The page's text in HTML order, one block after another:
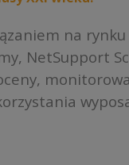
na
NetSupport